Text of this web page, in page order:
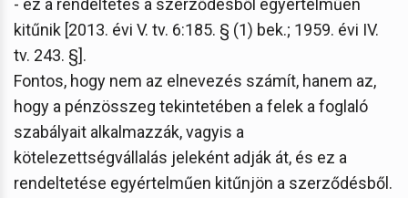
kitűnik [2013. évi V. tv. 6:185. § (1) bek.; 1959. évi IV.
tv. 243. §].
Fontos, hogy nem az elnevezés számít, hanem az,
hogy a pénzösszeg tekintetében a felek a foglaló
szabályait alkalmazzák, vagyis a
kötelezettségvállalás jeleként adják át, és ez a
rendeltetése egyértelműen kitűnjön a szerződésből.